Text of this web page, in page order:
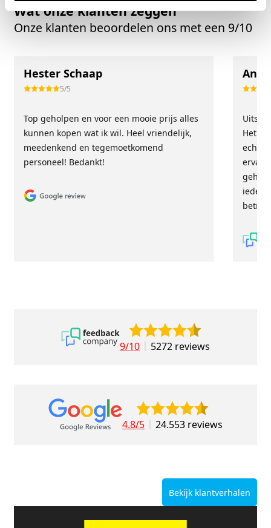
Wat onze klanten zeggen
Onze klanten beoordelen ons met een 9/10
Hester Schaap
5/5
Top geholpen en voor een mooie prijs alles
kunnen kopen wat ik wil. Heel vriendelijk,
meedenkend en tegemoetkomend
personeel! Bedankt!
Het
echt
9/10 5272 reviews
4.8/5 24.553 reviews
Bekijk klantverhalen